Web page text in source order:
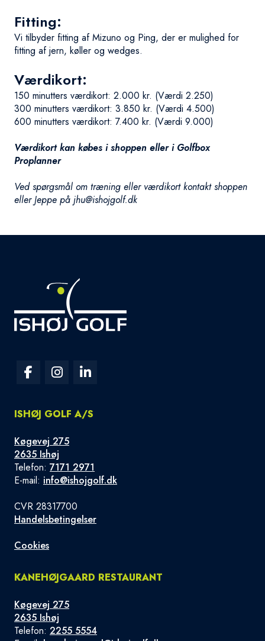
Fitting:
Vi tilbyder fitting af Mizuno og Ping, der er mulighed for
fitting af jern, køller og wedges.
Værdikort:
150 minutters værdikort: 2.000 kr. (Værdi 2.250)
300 minutters værdikort: 3.850 kr. (Værdi 4.500)
600 minutters værdikort: 7.400 kr. (Værdi 9.000)
Værdikort kan købes i shoppen eller i Golfbox
Proplanner
Ved spørgsmål om træning eller værdikort kontakt shoppen
eller Jeppe på jhu@ishojgolf.dk
ISHØJ GOLF A/S
Køgevej 275
2635 Ishøj
Telefon: 7171 2971
E-mail: info@ishojgolf.dk
CVR 28317700
Handelsbetingelser
Cookies
KANEHØJGAARD RESTAURANT
Køgevej 275
2635 Ishøj
Telefon: 2255 5554